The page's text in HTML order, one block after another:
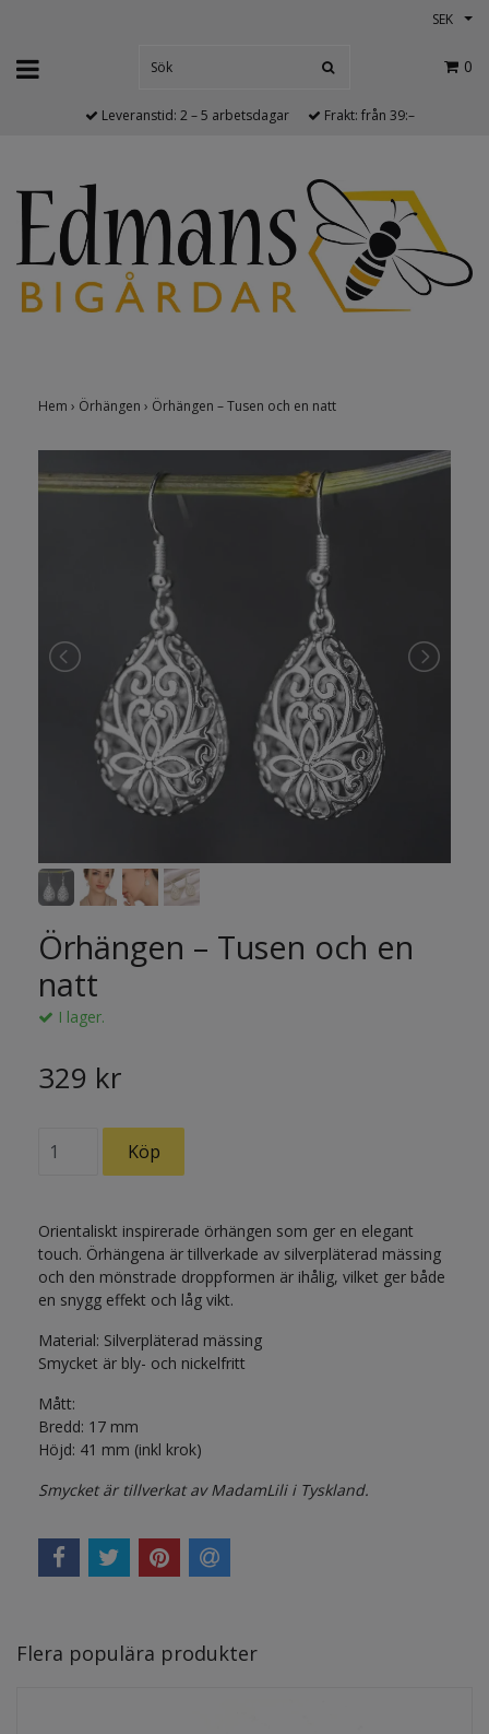
SEK
0
Leveranstid: 2 – 5 arbetsdagar Frakt: från 39:–
Hem › Örhängen › Örhängen – Tusen och en natt
Örhängen – Tusen och en
natt
I lager.
329 kr
Orientaliskt inspirerade örhängen som ger en elegant
touch. Örhängena är tillverkade av silverpläterad mässing
och den mönstrade droppformen är ihålig, vilket ger både
en snygg effekt och låg vikt.
Material: Silverpläterad mässing
Smycket är bly- och nickelfritt
Mått:
Bredd: 17 mm
Höjd: 41 mm (inkl krok)
Smycket är tillverkat av MadamLili i Tyskland.
Flera populära produkter